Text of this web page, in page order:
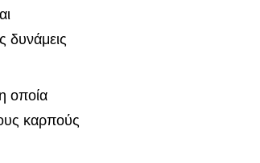
δυνάμεις
οποία
καρπούς